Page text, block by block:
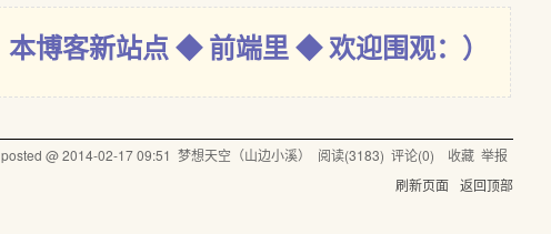
本博客新站点 ◆ 前端里 ◆ 欢迎围观：）
posted @2014-02-17 09:51 梦想天空（山边小溪） 阅读(3183) 评论(0) 收藏 举报
刷新页面
返回顶部